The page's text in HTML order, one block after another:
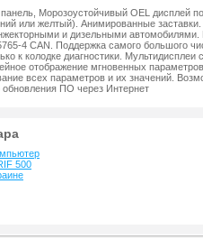
Морозоустойчивый OEL дисплей
или желтый). Анимированные
и дизельными автомобилями.
4 CAN. Поддержка самого большого
к колодке диагностики.
отображение мгновенных
всех параметров и их значений.
обновления ПО через Интернет
500